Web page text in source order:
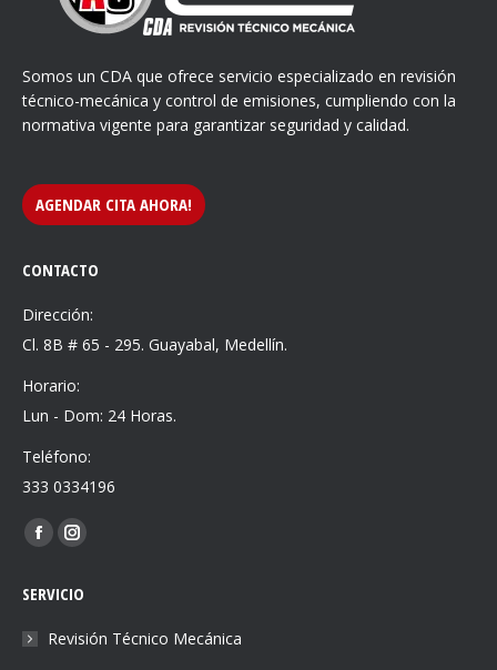
Somos un CDA que ofrece servicio especializado en revisión
técnico-mecánica y control de emisiones, cumpliendo con la
normativa vigente para garantizar seguridad y calidad.
AGENDAR CITA AHORA!
CONTACTO
Dirección:
Cl. 8B # 65 - 295. Guayabal, Medellín.
Horario:
Lun - Dom: 24 Horas.
Teléfono:
333 0334196
Find us on:
Facebook
opens
in
Instagram
opens
in
SERVICIO
Revisión Técnico Mecánica